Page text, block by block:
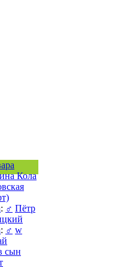
Кола
: ♂ Пётр
: ♂ w
сын